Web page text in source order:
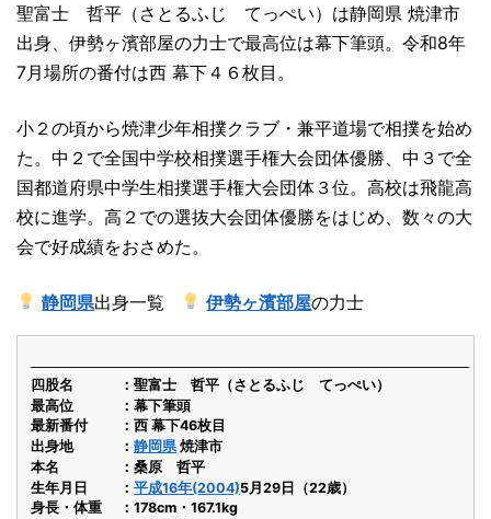
聖富士 哲平（さとるふじ てっぺい）は静岡県 焼津市
出身、伊勢ヶ濱部屋の力士で最高位は幕下筆頭。令和8年
7月場所の番付は西 幕下４６枚目。
小２の頃から焼津少年相撲クラブ・兼平道場で相撲を始め
た。中２で全国中学校相撲選手権大会団体優勝、中３で全
国都道府県中学生相撲選手権大会団体３位。高校は飛龍高
校に進学。高２での選抜大会団体優勝をはじめ、数々の大
会で好成績をおさめた。
静岡県出身一覧 伊勢ヶ濱部屋の力士
四股名
聖富士 哲平（さとるふじ てっぺい）
最高位
幕下筆頭
最新番付
西 幕下46枚目
出身地
静岡県焼津市
本名
桑原 哲平
生年月日
平成16年(2004)5月29日（22歳）
身長・体重
178cm・167.1kg